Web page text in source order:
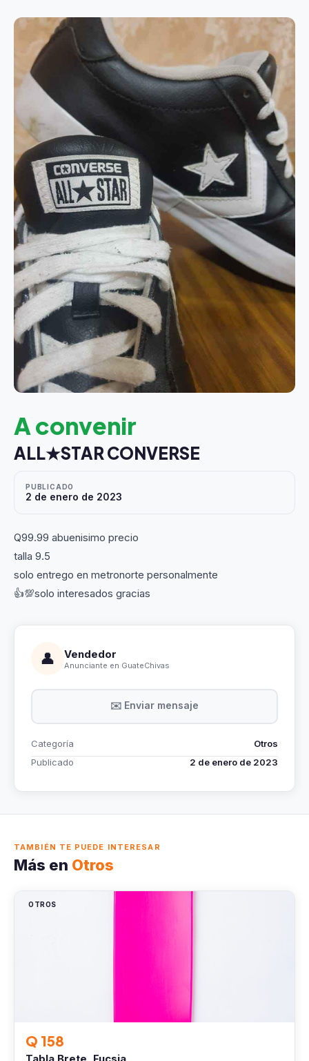
A convenir
ALL★STAR CONVERSE
PUBLICADO
2 de enero de 2023
Q99.99 abuenisimo precio
talla 9.5
solo entrego en metronorte personalmente
👍💯solo interesados gracias
👤 Vendedor
Anunciante en GuateChivas
✉️ Enviar mensaje
Categoría
Otros
Publicado
2 de enero de 2023
TAMBIÉN TE PUEDE INTERESAR
Más en Otros
OTROS
Q 158